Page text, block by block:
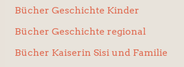
Bücher Geschichte Kinder
Bücher Geschichte regional
Bücher Kaiserin Sisi und Familie